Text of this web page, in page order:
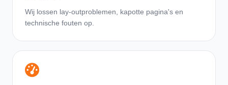
Wij lossen lay-outproblemen, kapotte pagina's en
technische fouten op.